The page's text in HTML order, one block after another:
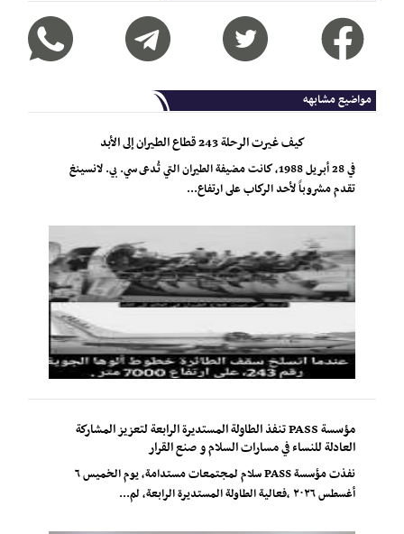
مواضيع مشابهه
كيف غيرت الرحلة 243 قطاع الطيران إلى الأبد
في 28 أبريل 1988، كانت مضيفة الطيران التي تُدعى سي. بي. لانسينغ
تقدم مشروباً لأحد الركاب على ارتفاع...
مؤسسة PASS تنفذ الطاولة المستديرة الرابعة لتعزيز المشاركة
العادلة للنساء في مسارات السلام و صنع القرار
نفذت مؤسسة PASS سلام لمجتمعات مستدامة، يوم الخميس ٦
أغسطس ٢٠٢٦ ،فعالية الطاولة المستديرة الرابعة، لم...